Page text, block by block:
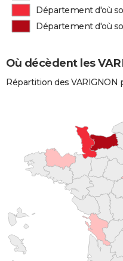
Département d'où
Département d'où
Où décèdent les
Répartition des